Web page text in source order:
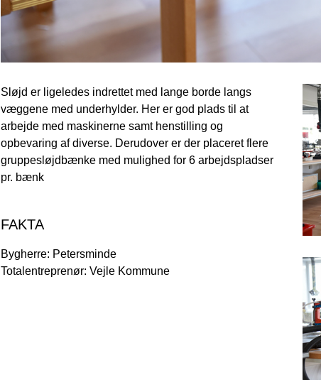
Sløjd er ligeledes indrettet med lange borde langs
væggene med underhylder. Her er god plads til at
arbejde med maskinerne samt henstilling og
opbevaring af diverse. Derudover er der placeret flere
gruppesløjdbænke med mulighed for 6 arbejdspladser
pr. bænk
FAKTA
Bygherre: Petersminde
Totalentreprenør: Vejle Kommune